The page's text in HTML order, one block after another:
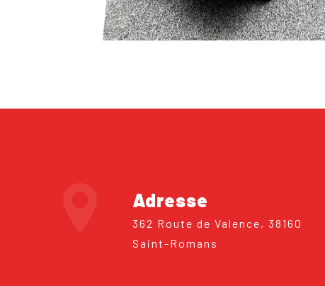
Adresse
362 Route de Valence, 38160
Saint-Romans